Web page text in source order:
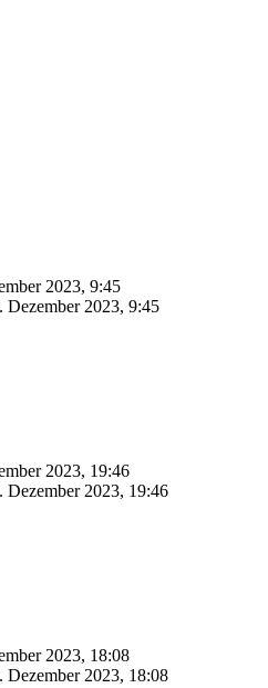
2023, 9:45
Dezember 2023, 9:45
2023, 19:46
Dezember 2023, 19:46
2023, 18:08
Dezember 2023, 18:08